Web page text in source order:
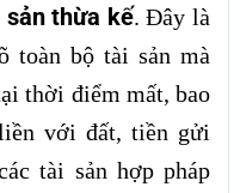
thừa kế. Đây là
toàn bộ tài sản mà
thời điểm mất, bao
với đất, tiền gửi
tài sản hợp pháp